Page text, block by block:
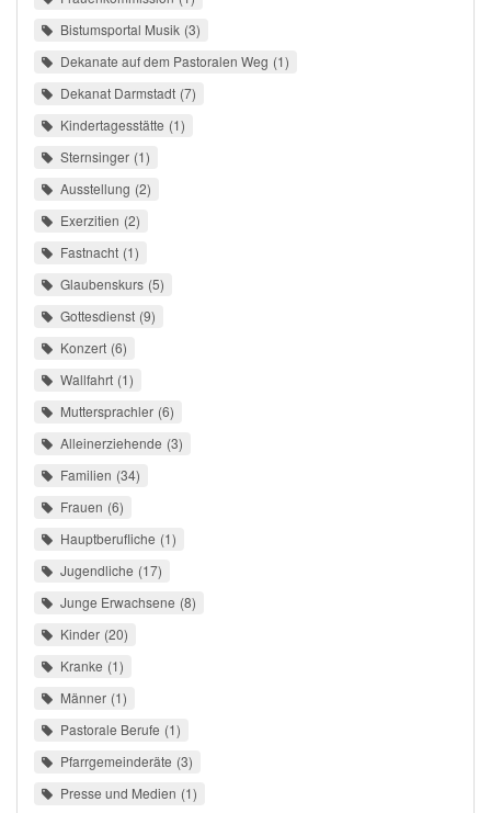
Bistumsportal Musik 3
Dekanate auf dem Pastoralen Weg 1
Dekanat Darmstadt 7
Kindertagesstätte 1
Sternsinger 1
Ausstellung 2
Exerzitien 2
Fastnacht 1
Glaubenskurs 5
Gottesdienst 9
Konzert 6
Wallfahrt 1
Muttersprachler 6
Alleinerziehende 3
Familien 34
Frauen 6
Hauptberufliche 1
Jugendliche 17
Junge Erwachsene 8
Kinder 20
Kranke 1
Männer 1
Pastorale Berufe 1
Pfarrgemeinderäte 3
Presse und Medien 1